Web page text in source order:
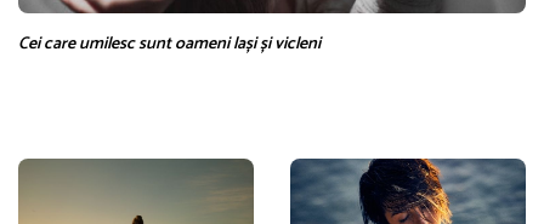
Cei care umilesc sunt oameni lași și vicleni